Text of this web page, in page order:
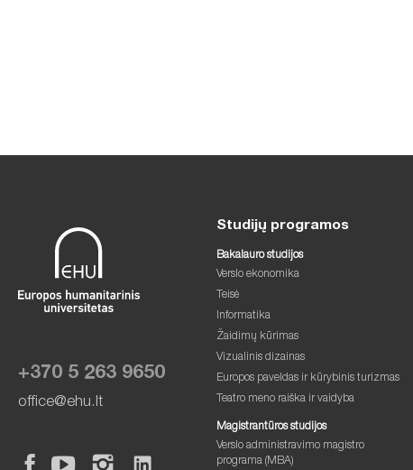
+370 5 263 9650
office@ehu.lt
Studijų programos
Bakalauro studijos
Verslo ekonomika
Teisė
Informatika
Žaidimų kūrimas
Vizualinis dizainas
Europos paveldas ir kūrybinis turizmas
Teatro meno raiška ir vaidyba
Magistrantūros studijos
Verslo administravimo magistro
programa (MBA)